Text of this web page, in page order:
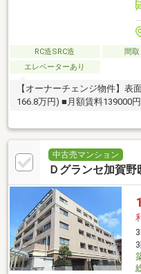
RC造SRC造 間
エレベーターあり
【オーナーチェンジ物件】表
166.8万円) ■月額賃料139000
中古売マンション
Ｄグランセ加賀野